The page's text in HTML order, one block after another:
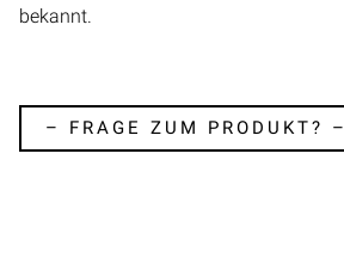
bekannt.
– FRAGE ZUM PRODUKT? –